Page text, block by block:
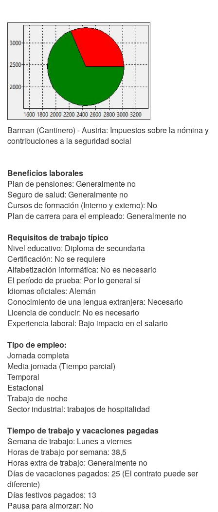
Barman (Cantinero) - Austria: Impuestos sobre la nómina y
contribuciones a la seguridad social
Beneficios laborales
Plan de pensiones: Generalmente no
Seguro de salud: Generalmente no
Cursos de formación (Interno y externo): No
Plan de carrera para el empleado: Generalmente no
Requisitos de trabajo típico
Nivel educativo: Diploma de secundaria
Certificación: No se requiere
Alfabetización informática: No es necesario
El período de prueba: Por lo general sí
Idiomas oficiales: Alemán
Conocimiento de una lengua extranjera: Necesario
Licencia de conducir: No es necesario
Experiencia laboral: Bajo impacto en el salario
Tipo de empleo:
Jornada completa
Media jornada (Tiempo parcial)
Temporal
Estacional
Trabajo de noche
Sector industrial: trabajos de hospitalidad
Tiempo de trabajo y vacaciones pagadas
Semana de trabajo: Lunes a viernes
Horas de trabajo por semana: 38,5
Horas extra de trabajo: Generalmente no
Días de vacaciones pagados: 25 (El contrato puede ser
diferente)
Días festivos pagados: 13
Pausa para almorzar: No